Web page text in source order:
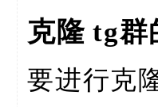
克隆 tg群
要进行克